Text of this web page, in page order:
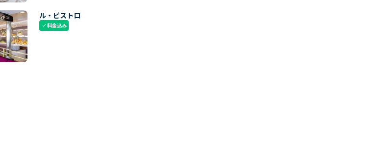
ル・ビストロ
check料金込み